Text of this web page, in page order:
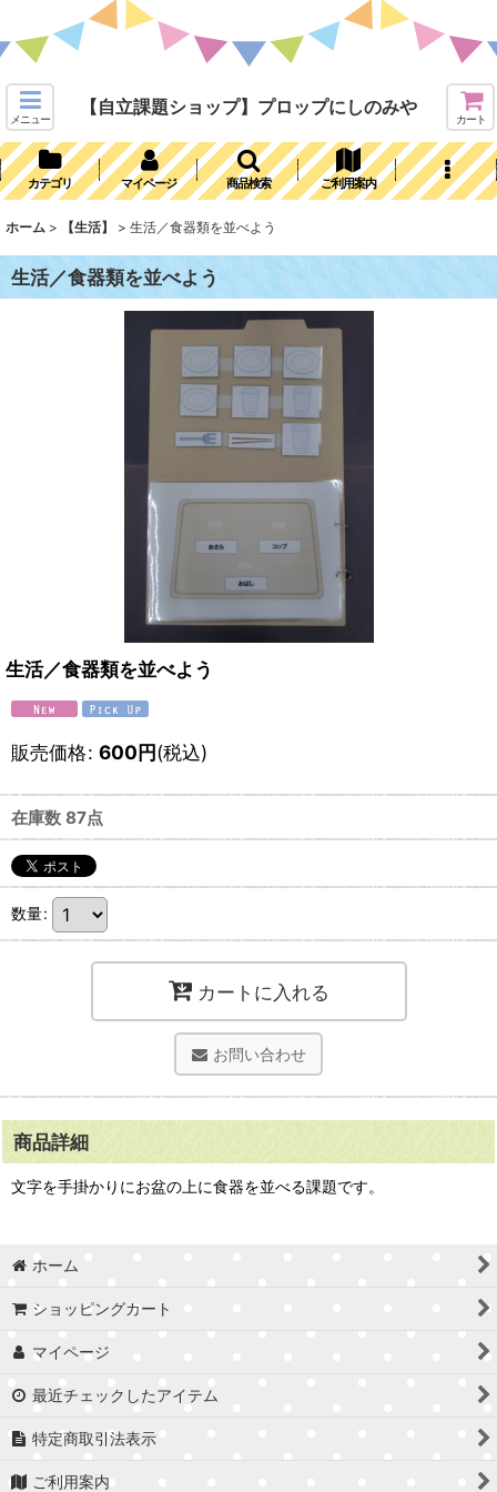
メニュー
【自立課題ショップ】プロップにしのみや
カート
カテゴリ マイページ 商品検索 ご利用案内
ホーム > 【生活】 > 生活／食器類を並べよう
生活／食器類を並べよう
生活／食器類を並べよう
販売価格: 600円(税込)
在庫数 87点
数量:
カートに入れる
お問い合わせ
商品詳細
文字を手掛かりにお盆の上に食器を並べる課題です。
ホーム
ショッピングカート
マイページ
最近チェックしたアイテム
特定商取引法表示
ご利用案内